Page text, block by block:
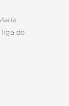
liga de